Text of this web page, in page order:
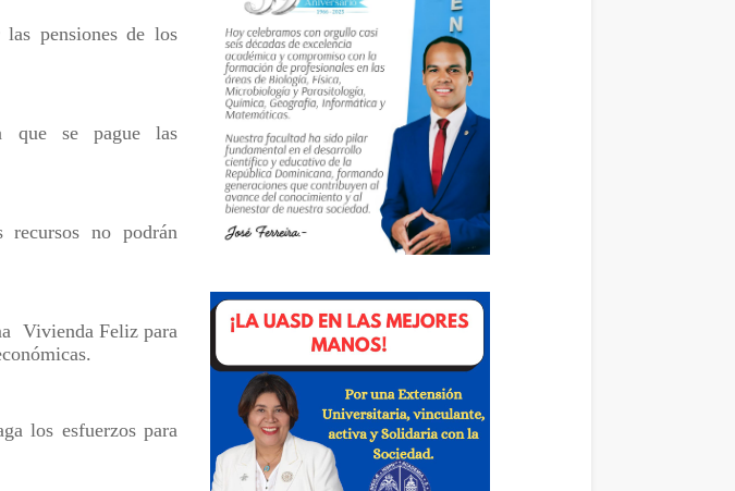
pensiones de los
que se pague las
no podrán
Vivienda Feliz para
los esfuerzos para